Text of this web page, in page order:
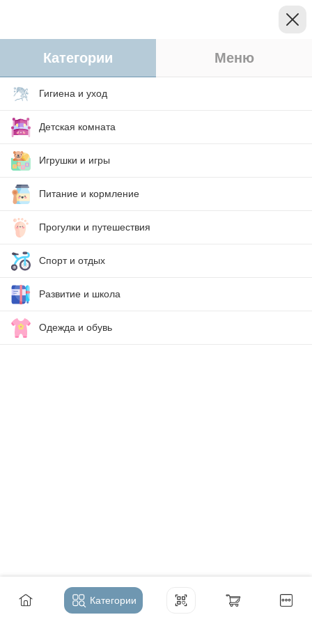
Категории Меню
Гигиена и уход
Детская комната
Игрушки и игры
Питание и кормление
Прогулки и путешествия
Спорт и отдых
Развитие и школа
Одежда и обувь
Категории